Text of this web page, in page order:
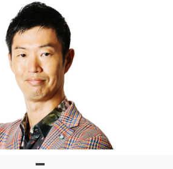
録物（全1315タイトル）からお探しいただけ
事業家のロマンと経営
専門家のアドバイス